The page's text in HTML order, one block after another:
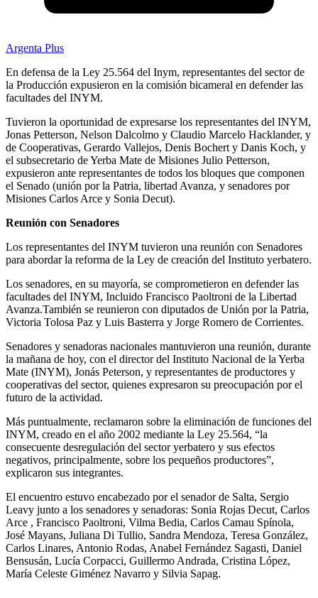
Argenta Plus
En defensa de la Ley 25.564 del Inym, representantes del sector de
la Producción expusieron en la comisión bicameral en defender las
facultades del INYM.
Tuvieron la oportunidad de expresarse los representantes del INYM,
Jonas Petterson, Nelson Dalcolmo y Claudio Marcelo Hacklander, y
de Cooperativas, Gerardo Vallejos, Denis Bochert y Danis Koch, y
el subsecretario de Yerba Mate de Misiones Julio Petterson,
expusieron ante representantes de todos los bloques que componen
el Senado (unión por la Patria, libertad Avanza, y senadores por
Misiones Carlos Arce y Sonia Decut).
Reunión con Senadores
Los representantes del INYM tuvieron una reunión con Senadores
para abordar la reforma de la Ley de creación del Instituto yerbatero.
Los senadores, en su mayoría, se comprometieron en defender las
facultades del INYM, Incluido Francisco Paoltroni de la Libertad
Avanza.También se reunieron con diputados de Unión por la Patria,
Victoria Tolosa Paz y Luis Basterra y Jorge Romero de Corrientes.
Senadores y senadoras nacionales mantuvieron una reunión, durante
la mañana de hoy, con el director del Instituto Nacional de la Yerba
Mate (INYM), Jonás Peterson, y representantes de productores y
cooperativas del sector, quienes expresaron su preocupación por el
futuro de la actividad.
Más puntualmente, reclamaron sobre la eliminación de funciones del
INYM, creado en el año 2002 mediante la Ley 25.564, “la
consecuente desregulación del sector yerbatero y sus efectos
negativos, principalmente, sobre los pequeños productores”,
explicaron sus integrantes.
El encuentro estuvo encabezado por el senador de Salta, Sergio
Leavy junto a los senadores y senadoras: Sonia Rojas Decut, Carlos
Arce , Francisco Paoltroni, Vilma Bedia, Carlos Camau Spínola,
José Mayans, Juliana Di Tullio, Sandra Mendoza, Teresa González,
Carlos Linares, Antonio Rodas, Anabel Fernández Sagasti, Daniel
Bensusán, Lucía Corpacci, Guillermo Andrada, Cristina López,
María Celeste Giménez Navarro y Silvia Sapag.